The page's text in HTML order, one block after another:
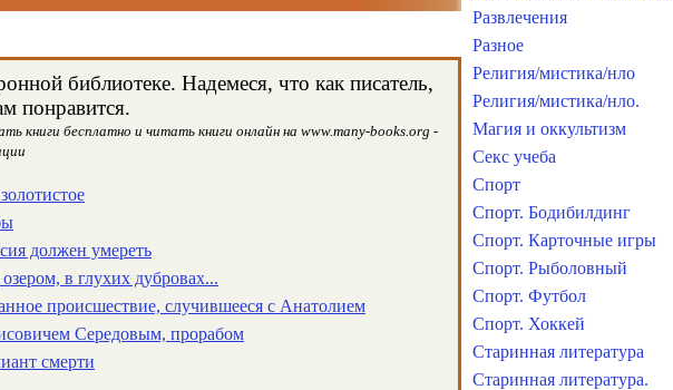
библиотеке. Надемеся, что как писатель,
понравится.
книги бесплатно и читать книги онлайн на www.many-books.org -
должен умереть
в глухих дубровах...
происшествие, случившееся с Анатолием
Середовым, прорабом
смерти
Развлечения
Разное
Религия/мистика/нло
Религия/мистика/нло.
Магия и оккультизм
Секс учеба
Спорт
Спорт. Бодибилдинг
Спорт. Карточные игры
Спорт. Рыболовный
Спорт. Футбол
Спорт. Хоккей
Старинная литература
Старинная литература.